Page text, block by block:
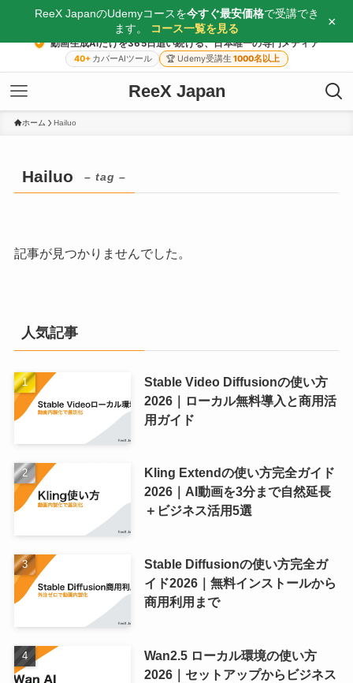
動画生成AIだけを365日追い続ける、日本唯一の専門メディア
40+ カバーAIツール 🏆 Udemy受講生 1000名以上
ReeX Japan
ホーム Hailuo
Hailuo – tag –
記事が見つかりませんでした。
人気記事
Stable Video Diffusionの使い方
2026｜ローカル無料導入と商用活
用ガイド
Kling Extendの使い方完全ガイド
2026｜AI動画を3分まで自然延長
＋ビジネス活用5選
Stable Diffusionの使い方完全ガ
イド2026｜無料インストールから
商用利用まで
Wan2.5 ローカル環境の使い方
2026｜セットアップからビジネス
ReeX JapanのUdemyコースを今すぐ最安価格で受講でき
ます。
コース一覧を見る ×